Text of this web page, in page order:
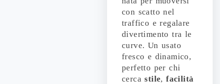
con scatto nel
traffico e regalare
divertimento tra le
curve. Un usato
fresco e dinamico,
perfetto per chi
cercastile,facilità